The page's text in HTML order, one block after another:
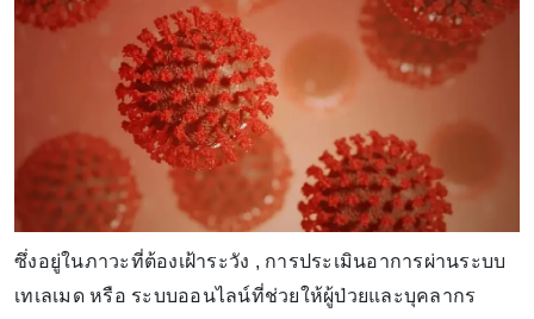
ซึ่งอยู่ในภาวะที่ต้องเฝ้าระวัง , การประเมินอาการผ่านระบบ
เทเลเมด หรือ ระบบออนไลน์ที่ช่วยให้ผู้ป่วยและบุคลากร